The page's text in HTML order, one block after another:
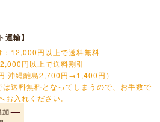
輸】
12,000円以上で送料無料
円以上で送料割引
沖縄離島2,700円→1,400円）
送料無料となってしまうので、お手数で
入れください。